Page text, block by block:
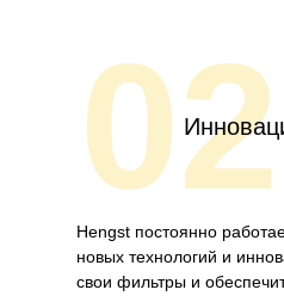
02
Hengst постоянно
новых технологий и
свои фильтры и